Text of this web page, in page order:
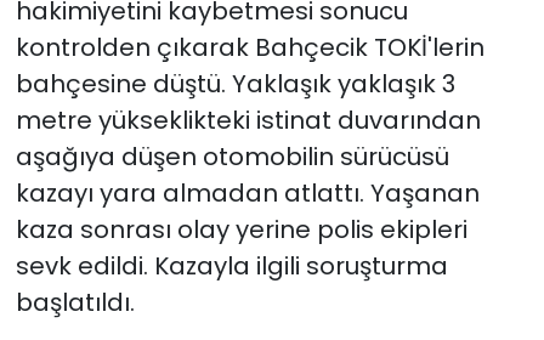
hakimiyetini kaybetmesi sonucu
kontrolden çıkarak Bahçecik TOKİ'lerin
bahçesine düştü. Yaklaşık yaklaşık 3
metre yükseklikteki istinat duvarından
aşağıya düşen otomobilin sürücüsü
kazayı yara almadan atlattı. Yaşanan
kaza sonrası olay yerine polis ekipleri
sevk edildi. Kazayla ilgili soruşturma
başlatıldı.